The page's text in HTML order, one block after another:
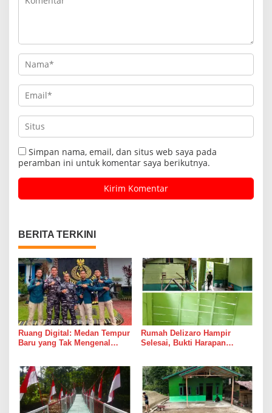
Simpan nama, email, dan situs web saya pada
peramban ini untuk komentar saya berikutnya.
BERITA TERKINI
Ruang Digital: Medan Tempur
Baru yang Tak Mengenal
Rumah Delizaro Hampir
Selesai, Bukti Harapan